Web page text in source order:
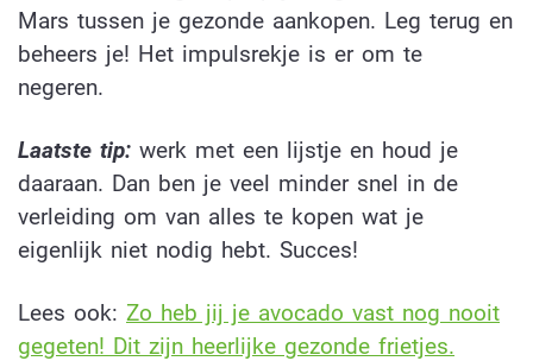
Mars tussen je gezonde aankopen. Leg terug en
beheers je! Het impulsrekje is er om te
negeren.
Laatste tip: werk met een lijstje en houd je
daaraan. Dan ben je veel minder snel in de
verleiding om van alles te kopen wat je
eigenlijk niet nodig hebt. Succes!
Lees ook: Zo heb jij je avocado vast nog nooit
gegeten! Dit zijn heerlijke gezonde frietjes.